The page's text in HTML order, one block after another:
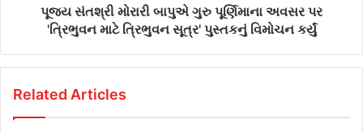
પૂજ્ય સંતશ્રી મોરારી બાપુએ ગુરુ પૂર્ણિમાના અવસર પર
'ત્રિભુવન માટે ત્રિભુવન સૂત્ર' પુસ્તકનું વિમોચન કર્યું
Related Articles